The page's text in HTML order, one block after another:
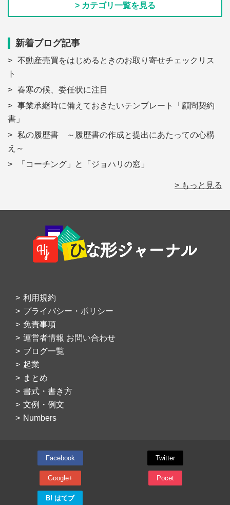
> カテゴリ一覧を見る
新着ブログ記事
不動産売買をはじめるときのお取り寄せチェックリス
ト
春寒の候、委任状に注目
事業承継時に備えておきたいテンプレート「顧問契約
書」
私の履歴書 ～履歴書の作成と提出にあたっての心構
え～
「コーチング」と「ジョハリの窓」
> もっと見る
Footer
利用規約
プライバシー・ポリシー
免責事項
運営者情報 お問い合わせ
ブログ一覧
起業
まとめ
書式・書き方
文例・例文
Numbers
Facebook Twitter
Google+ Pocet
B! はてブ